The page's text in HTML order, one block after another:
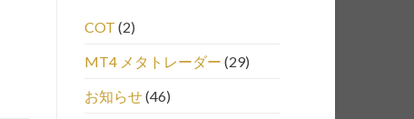
COT (2)
MT4 メタトレーダー (29)
お知らせ(46)